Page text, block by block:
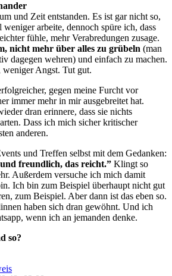
und Zeit entstanden. Es ist gar nicht so,
arbeite, dennoch spüre ich, dass
fühle, mehr Verabredungen zusage.
nicht mehr über alles zu grübeln (man
dagegen wehren) und einfach zu machen.
Angst. Tut gut.
gegen meine Furcht vor
immer mehr in mir ausgebreitet hat.
dran erinnere, dass sie nichts
Dass ich mich sicher kritischer
anderen.
und Treffen selbst mit dem Gedanken:
freundlich, das reicht.” Klingt so
Außerdem versuche ich mich damit
Ich bin zum Beispiel überhaupt nicht gut
zum Beispiel. Aber dann ist das eben so.
haben sich dran gewöhnt. Und ich
wenn ich an jemanden denke.
so?